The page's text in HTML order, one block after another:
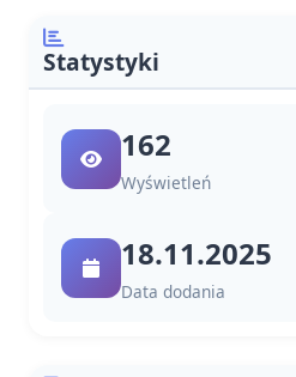
Statystyki
162
Wyświetleń
18.11.2025
Data dodania